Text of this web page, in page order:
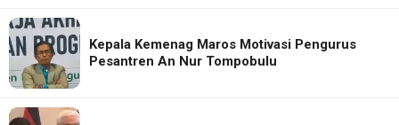
Kepala Kemenag Maros Motivasi Pengurus
Pesantren An Nur Tompobulu